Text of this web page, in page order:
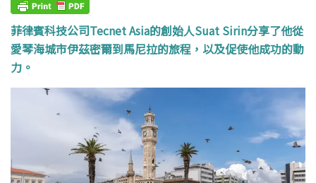
菲律賓科技公司Tecnet Asia的創始人Suat Sirin分享了他從
愛琴海城市伊茲密爾到馬尼拉的旅程，以及促使他成功的動
力。